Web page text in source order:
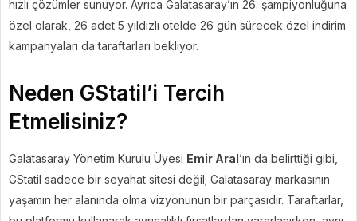
hızlı çözümler sunuyor. Ayrıca Galatasaray’ın 26. şampiyonluğuna
özel olarak, 26 adet 5 yıldızlı otelde 26 gün sürecek özel indirim
kampanyaları da taraftarları bekliyor.
Neden GStatil’i Tercih
Etmelisiniz?
Galatasaray Yönetim Kurulu Üyesi Emir Aral’ın da belirttiği gibi,
GStatil sadece bir seyahat sitesi değil; Galatasaray markasının
yaşamın her alanında olma vizyonunun bir parçasıdır. Taraftarlar,